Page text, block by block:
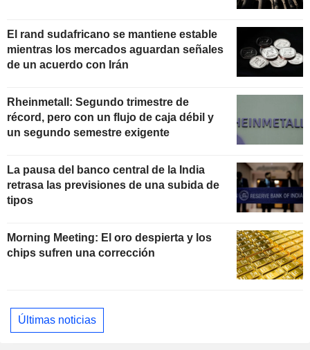
El rand sudafricano se mantiene estable
mientras los mercados aguardan señales
de un acuerdo con Irán
Rheinmetall: Segundo trimestre de
récord, pero con un flujo de caja débil y
un segundo semestre exigente
La pausa del banco central de la India
retrasa las previsiones de una subida de
tipos
Morning Meeting: El oro despierta y los
chips sufren una corrección
Últimas noticias